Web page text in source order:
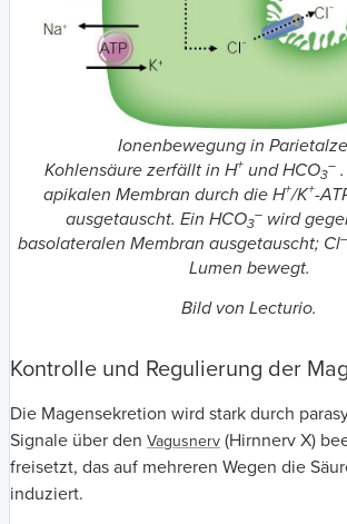
Ionenbewegung in
Kohlensäure zerfällt in H+und HCO3
–.
apikalen Membran durch die H+/K+-
ausgetauscht. Ein HCO3
– wird
basolateralen Membran ausgetauscht; Cl–
Lumen bewegt.
Bild von Lecturio.
Kontrolle und Regulierung der
Die Magensekretion wird stark durch
Signale über den Vagusnerv (Hirnnerv X)
freisetzt, das auf mehreren Wegen die
induziert.